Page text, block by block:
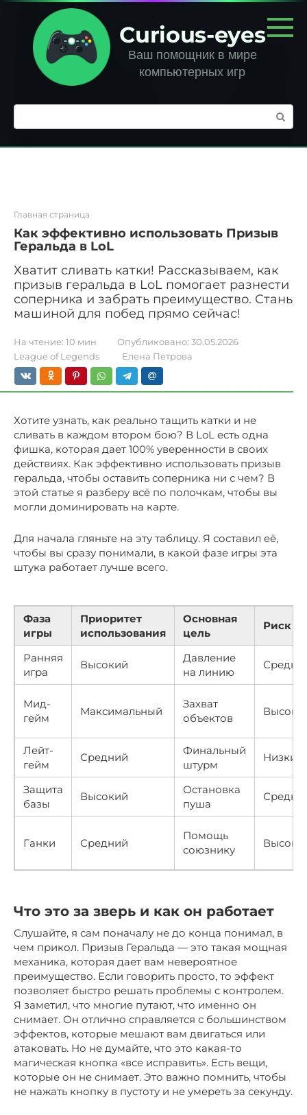
Перейти
контенту
Curious-eyes
Ваш помощник в мире
компьютерных игр
Поиск:
Главная страница
Как эффективно использовать Призыв
Геральда в LoL
Хватит сливать катки! Рассказываем, как
призыв геральда в LoL помогает разнести
соперника и забрать преимущество. Стань
машиной для побед прямо сейчас!
На чтение: 10 мин Опубликовано: 30.05.2026
League of Legends
Елена Петрова
Хотите узнать, как реально тащить катки и не
сливать в каждом втором бою? В LoL есть одна
фишка, которая дает 100% уверенности в своих
действиях. Как эффективно использовать призыв
геральда, чтобы оставить соперника ни с чем? В
этой статье я разберу всё по полочкам, чтобы вы
могли доминировать на карте.
Для начала гляньте на эту таблицу. Я составил её,
чтобы вы сразу понимали, в какой фазе игры эта
штука работает лучше всего.
Фаза
игры
Приоритет
использования
Основная
цель
Риск
Ранняя
игра
Высокий
Давление
на линию
Мид-
гейм
Максимальный
Захват
объектов
Лейт-
гейм
Средний
Финальный
штурм
Низкий
Защита
базы
Высокий
Остановка
пуша
Ганки Средний
Помощь
союзнику
Что это за зверь и как он работает
Слушайте, я сам поначалу не до конца понимал, в
чем прикол. Призыв Геральда — это такая мощная
механика, которая дает вам невероятное
преимущество. Если говорить просто, то эффект
позволяет быстро решать проблемы с контролем.
Я заметил, что многие путают, что именно он
снимает. Он отлично справляется с большинством
эффектов, которые мешают вам двигаться или
атаковать. Но не думайте, что это какая-то
магическая кнопка «все исправить». Есть вещи,
которые он не снимает. Это важно помнить, чтобы
не нажать кнопку в пустоту и не умереть за секунду.